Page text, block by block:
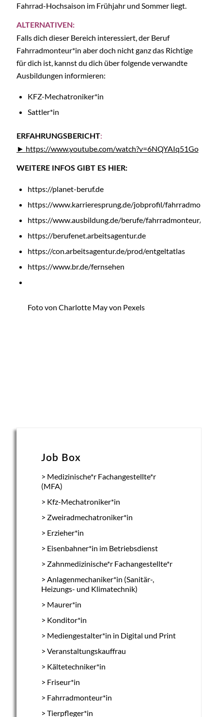
Fahrrad-Hochsaison im Frühjahr und Sommer liegt.
ALTERNATIVEN:
Falls dich dieser Bereich interessiert, der Beruf
Fahrradmonteur*in aber doch nicht ganz das Richtige
für dich ist, kannst du dich über folgende verwandte
Ausbildungen informieren:
KFZ-Mechatroniker*in
Sattler*in
ERFAHRUNGSBERICHT:
https://www.youtube.com/watch?v=6NQYAIq51Go
WEITERE INFOS GIBT ES HIER:
https://planet-beruf.de
https://www.karrieresprung.de/jobprofil/
https://www.ausbildung.de/berufe/fahrradmonteur/
https://berufenet.arbeitsagentur.de
https://con.arbeitsagentur.de/prod/entgeltatlas
https://www.br.de/fernsehen
Foto von Charlotte Mayvon Pexels
Job Box
Medizinische*r Fachangestellte*r
(MFA)
Kfz-Mechatroniker*in
Zweiradmechatroniker*in
Erzieher*in
Eisenbahner*in im Betriebsdienst
Zahnmedizinische*r Fachangestellte*r
Anlagenmechaniker*in (Sanitär-,
Heizungs- und Klimatechnik)
Maurer*in
Konditor*in
Mediengestalter*in in Digital und Print
Veranstaltungskauffrau
Kältetechniker*in
Friseur*in
Fahrradmonteur*in
Tierpfleger*in